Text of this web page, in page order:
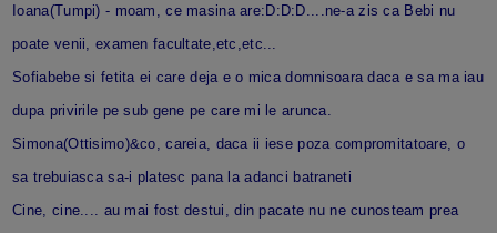
Ioana(Tumpi) - moam, ce masina are:D:D:D....ne-a zis ca Bebi nu
poate venii, examen facultate,etc,etc...
Sofiabebe si fetita ei care deja e o mica domnisoara daca e sa ma iau
dupa privirile pe sub gene pe care mi le arunca.
Simona(Ottisimo)&co, careia, daca ii iese poza compromitatoare, o
sa trebuiasca sa-i platesc pana la adanci batraneti
Cine, cine.... au mai fost destui, din pacate nu ne cunosteam prea